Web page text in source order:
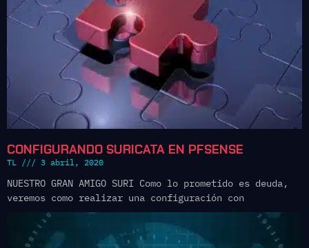
CONFIGURANDO SURICATA EN PFSENSE
TL 3 abril, 2020
NUESTRO GRAN AMIGO SURI Como lo prometido es deuda,
veremos como realizar una configuración con